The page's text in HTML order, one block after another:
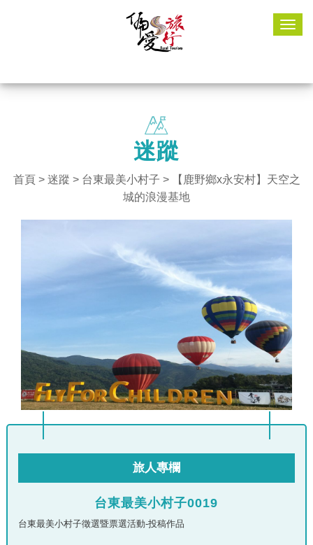
迷蹤
首頁> 迷蹤 > 台東最美小村子 > 【鹿野鄉x永安村】天空之
城的浪漫基地
旅人專欄
台東最美小村子0019
台東最美小村子徵選暨票選活動-投稿作品